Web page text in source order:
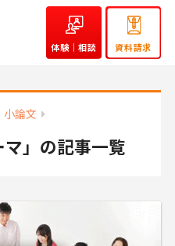
体験｜相談 資料請求
小論文
マ」の記事一覧